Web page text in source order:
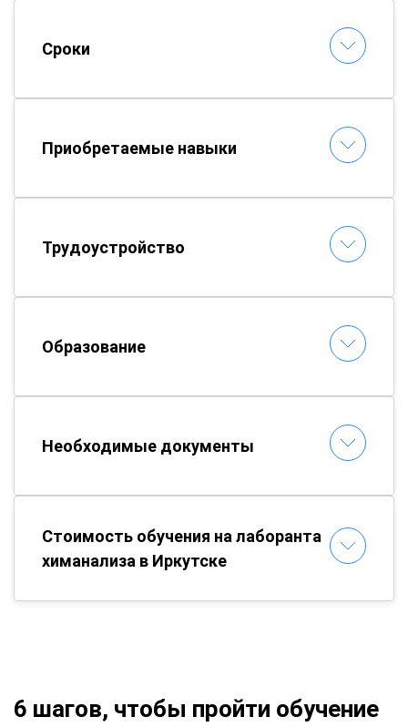
Сроки
Приобретаемые навыки
Трудоустройство
Образование
Необходимые документы
Стоимость обучения на лаборанта
химанализа в Иркутске
6 шагов, чтобы пройти обучение